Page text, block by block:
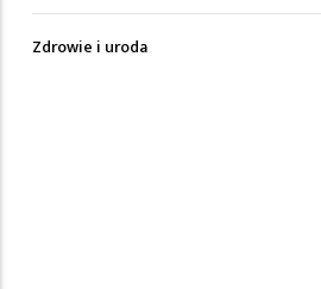
Zdrowie i uroda